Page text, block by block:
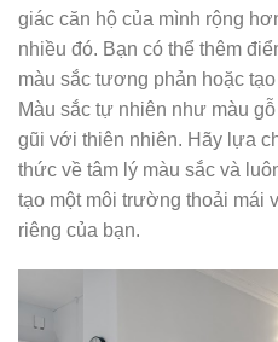
giác căn hộ của mình rộng
nhiều đó. Bạn có thể thêm
màu sắc tương phản hoặc
Màu sắc tự nhiên như màu
gũi với thiên nhiên. Hãy lựa
thức về tâm lý màu sắc và
tạo một môi trường thoải mái
riêng của bạn.